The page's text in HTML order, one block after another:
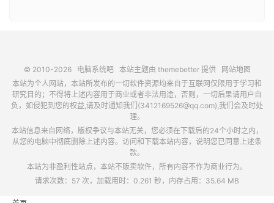
© 2010-2026 电脑系统吧本站主题由 themebetter提供
网站地图
本站为个人网站，本站所发布的一切软件资源均来自于互联网仅限用于学习和
研究目的；不得将上述内容用于商业或者非法用途，否则，一切后果请用户自
负，如侵犯到您的权益,请及时通知我们(3412169526@qq.com),我们会及时处
理。
本站信息来自网络，版权争议与本站无关，您必须在下载后的24个小时之内，
从您的电脑中彻底删除上述内容。访问和下载本站内容，说明您已同意上述条
款。
本站为非盈利性站点，本站不贩卖软件，所有内容不作为商业行为。
请求次数：57 次，加载用时：0.261 秒，内存占用：35.64 MB